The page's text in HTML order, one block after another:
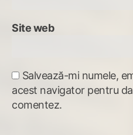
Site web
Salvează-mi numele,
acest navigator pentru
comentez.